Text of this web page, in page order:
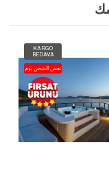
KARGO
BEDAVA
نفس الشحن يوم